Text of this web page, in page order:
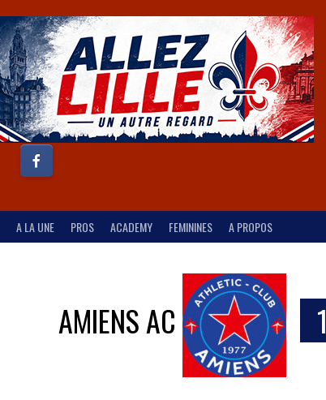
A LA UNE PROS ACADEMY FEMININES A PROPOS
AMIENS AC 1